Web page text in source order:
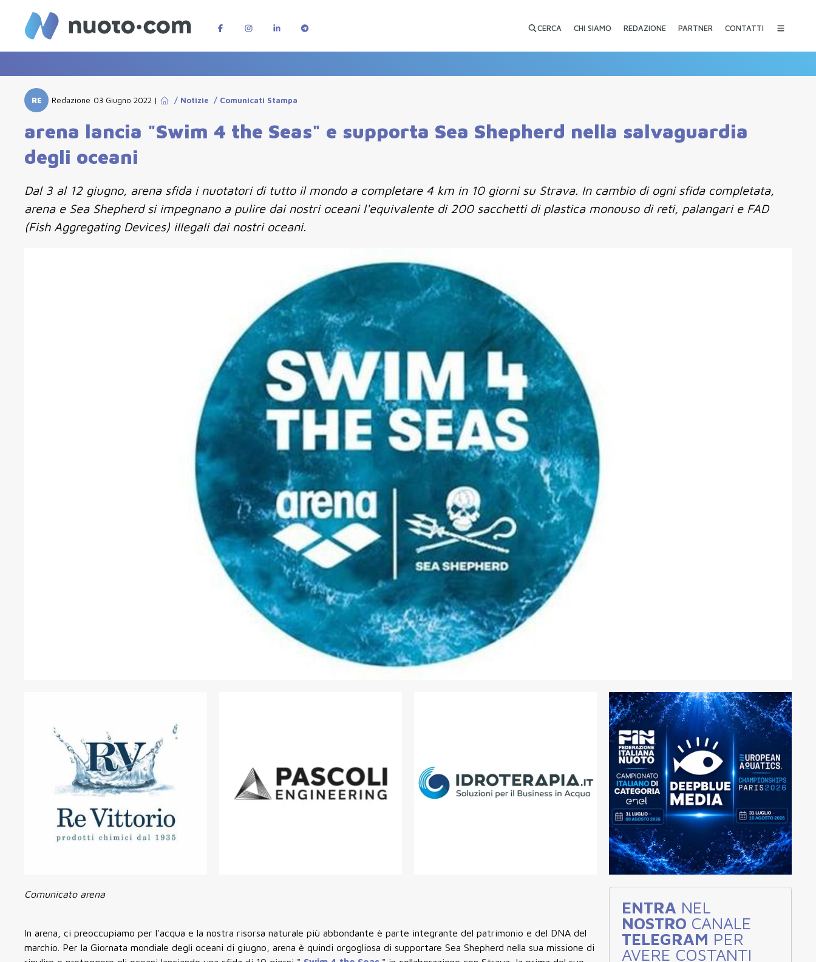
CERCA CHI SIAMO REDAZIONE PARTNER CONTATTI
RE Redazione 03 Giugno 2022 | / Notizie / Comunicati Stampa
arena lancia "Swim 4 the Seas" e supporta Sea Shepherd nella salvaguardia
degli oceani
Dal 3 al 12 giugno, arena sfida i nuotatori di tutto il mondo a completare 4 km in 10 giorni su Strava. In cambio di ogni sfida completata,
arena e Sea Shepherd si impegnano a pulire dai nostri oceani l'equivalente di 200 sacchetti di plastica monouso di reti, palangari e FAD
(Fish Aggregating Devices) illegali dai nostri oceani.
Comunicato arena
In arena, ci preoccupiamo per l'acqua e la nostra risorsa naturale più abbondante è parte integrante del patrimonio e del DNA del
marchio. Per la Giornata mondiale degli oceani di giugno, arena è quindi orgogliosa di supportare Sea Shepherd nella sua missione di
ENTRA NEL
NOSTRO CANALE
TELEGRAM PER
AVERE COSTANTI